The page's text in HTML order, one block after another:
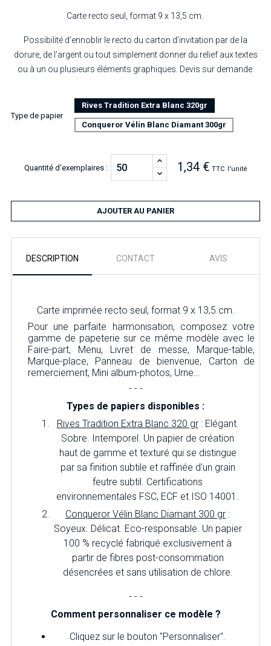
Carte recto seul, format 9 x 13,5 cm.
Possibilité d’ennoblir le recto du carton d’invitation par de la
dorure, de l’argent ou tout simplement donner du relief aux textes
ou à un ou plusieurs éléments graphiques. Devis sur demande.
Type de papier
Rives Tradition Extra Blanc 320gr
Conqueror Vélin Blanc Diamant 300gr
Quantité d'exemplaires : 1,34 € TTC l'unité
AJOUTER AU PANIER
DESCRIPTION CONTACT AVIS
Carte imprimée recto seul, format 9 x 13,5 cm.
Pour une parfaite harmonisation, composez votre
gamme de papeterie sur ce même modèle avec le
Faire-part, Menu, Livret de messe, Marque-table,
Marque-place, Panneau de bienvenue, Carton de
remerciement, Mini album-photos, Urne…
- - -
Types de papiers disponibles :
Rives Tradition Extra Blanc 320 gr: Elégant.
Sobre. Intemporel. Un papier de création
haut de gamme et texturé qui se distingue
par sa finition subtile et raffinée d'un grain
feutre subtil. Certifications
environnementales FSC, ECF et ISO 14001.
Conqueror Vélin Blanc Diamant 300 gr :
Soyeux. Délicat. Eco-responsable. Un papier
100 % recyclé fabriqué exclusivement à
partir de fibres post-consommation
désencrées et sans utilisation de chlore.
- - -
Comment personnaliser ce modèle ?
Cliquez sur le bouton "Personnaliser".